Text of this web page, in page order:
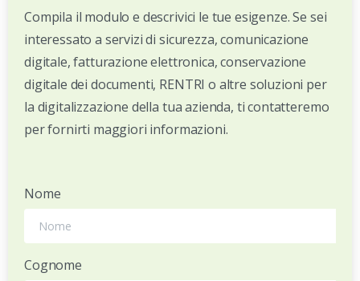
Compila il modulo e descrivici le tue esigenze. Se sei
interessato a servizi di sicurezza, comunicazione
digitale, fatturazione elettronica, conservazione
digitale dei documenti, RENTRI o altre soluzioni per
la digitalizzazione della tua azienda, ti contatteremo
per fornirti maggiori informazioni.
Nome
Cognome